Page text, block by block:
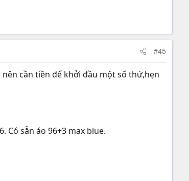
#45
cần tiền để khởi đầu một số thứ,hẹn
Có sẵn áo 96+3 max blue.